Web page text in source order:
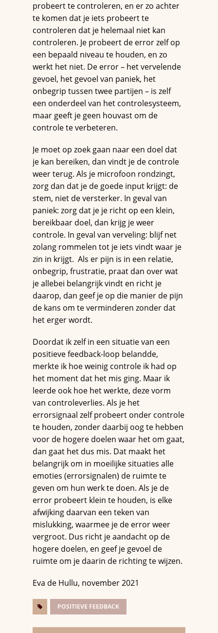
probeert te controleren, en er zo achter
te komen dat je iets probeert te
controleren dat je helemaal niet kan
controleren. Je probeert de error zelf op
een bepaald niveau te houden, en zo
werkt het niet. De error – het vervelende
gevoel, het gevoel van paniek, het
onbegrip tussen twee partijen – is zelf
een onderdeel van het controlesysteem,
maar geeft je geen houvast om de
controle te verbeteren.
Je moet op zoek gaan naar een doel dat
je kan bereiken, dan vindt je de controle
weer terug. Als je microfoon rondzingt,
zorg dan dat je de goede input krijgt: de
stem, niet de versterker. In geval van
paniek: zorg dat je je richt op een klein,
bereikbaar doel, dan krijg je weer
controle. In geval van verveling: blijf net
zolang rommelen tot je iets vindt waar je
zin in krijgt. Als er pijn is in een relatie,
onbegrip, frustratie, praat dan over wat
je allebei belangrijk vindt en richt je
daarop, dan geef je op die manier de pijn
de kans om te verminderen zonder dat
het erger wordt.
Doordat ik zelf in een situatie van een
positieve feedback-loop belandde,
merkte ik hoe weinig controle ik had op
het moment dat het mis ging. Maar ik
leerde ook hoe het werkte, deze vorm
van controleverlies. Als je het
errorsignaal zelf probeert onder controle
te houden, zonder daarbij oog te hebben
voor de hogere doelen waar het om gaat,
dan gaat het dus mis. Dat maakt het
belangrijk om in moeilijke situaties alle
emoties (errorsignalen) de ruimte te
geven om hun werk te doen. Als je de
error probeert klein te houden, is elke
afwijking daarvan een teken van
mislukking, waarmee je de error weer
vergroot. Dus richt je aandacht op de
hogere doelen, en geef je gevoel de
ruimte om je daarin de richting te wijzen.
Eva de Hullu, november 2021
POSITIEVE FEEDBACK